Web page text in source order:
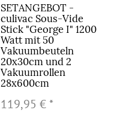
SETANGEBOT -
culivac Sous-Vide
Stick "George I" 1200
Watt mit 50
Vakuumbeuteln
20x30cm und 2
Vakuumrollen
28x600cm
119,95 €*